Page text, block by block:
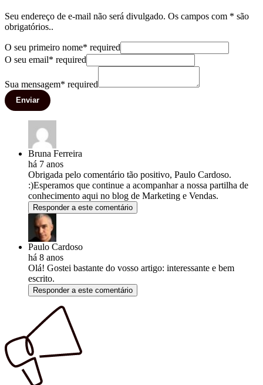
Seu endereço de e-mail não será divulgado. Os campos com * são
obrigatórios..
O seu primeiro nome* required
O seu email* required
Sua mensagem* required
Enviar
Bruna Ferreira
há 7 anos
Obrigada pelo comentário tão positivo, Paulo Cardoso.
:)Esperamos que continue a acompanhar a nossa partilha de
conhecimento aqui no blog de Marketing e Vendas.
Responder a este comentário
Paulo Cardoso
há 8 anos
Olá! Gostei bastante do vosso artigo: interessante e bem
escrito.
Responder a este comentário